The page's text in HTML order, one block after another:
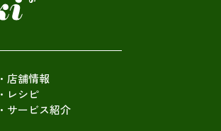
・店舗情報
・レシピ
・サービス紹介